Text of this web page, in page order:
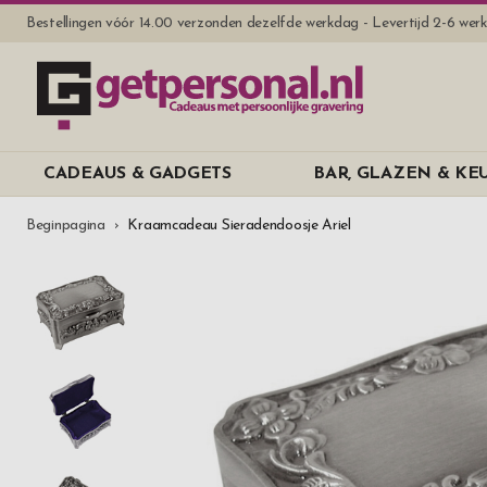
Bestellingen vóór 14.00 verzonden dezelfde werkdag - Levertijd 2-6
CADEAUS & GADGETS BAR, GLAZEN &
Beginpagina Kraamcadeau Sieradendoosje Ariel